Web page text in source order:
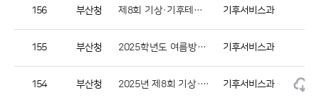
156 부산청 제8회 기상·기후테크 창업 아이디어 공모전 서류심사 결과 공지 및 발표심사 안내 기후서비스과
155 부산청 2025학년도 여름방학 꿈담기 진로체험 프로그램 기후서비스과
154 부산청 2025년 제8회 기상·기후테크 창업 아이디어 공모전 상세 안내 기후서비스과